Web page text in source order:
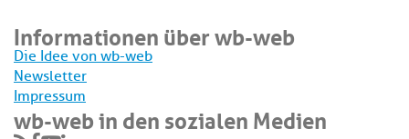
Informationen über wb-web
Die Idee von wb-web
Newsletter
Impressum
wb-web in den sozialen Medien